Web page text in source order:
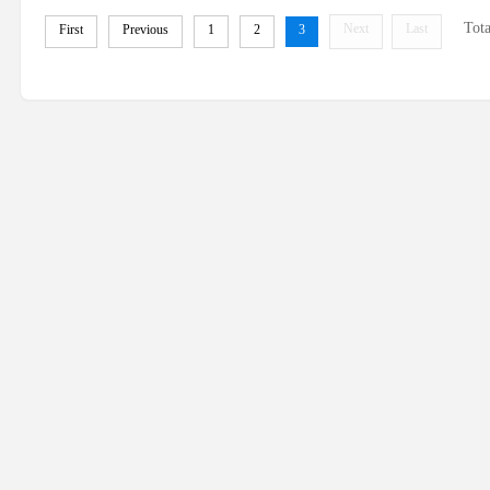
First Previous 1 2 3 Next Last